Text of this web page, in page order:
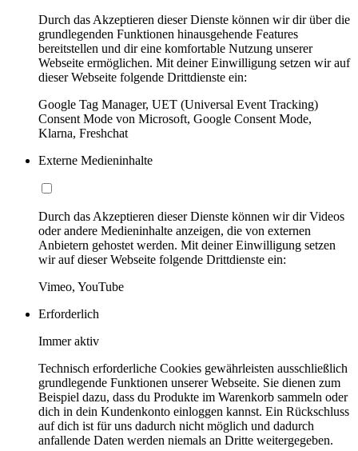
Durch das Akzeptieren dieser Dienste können wir dir über die
grundlegenden Funktionen hinausgehende Features
bereitstellen und dir eine komfortable Nutzung unserer
Webseite ermöglichen. Mit deiner Einwilligung setzen wir auf
dieser Webseite folgende Drittdienste ein:
Google Tag Manager, UET (Universal Event Tracking)
Consent Mode von Microsoft, Google Consent Mode,
Klarna, Freshchat
Externe Medieninhalte
Durch das Akzeptieren dieser Dienste können wir dir Videos
oder andere Medieninhalte anzeigen, die von externen
Anbietern gehostet werden. Mit deiner Einwilligung setzen
wir auf dieser Webseite folgende Drittdienste ein:
Vimeo, YouTube
Erforderlich
Immer aktiv
Technisch erforderliche Cookies gewährleisten ausschließlich
grundlegende Funktionen unserer Webseite. Sie dienen zum
Beispiel dazu, dass du Produkte im Warenkorb sammeln oder
dich in dein Kundenkonto einloggen kannst. Ein Rückschluss
auf dich ist für uns dadurch nicht möglich und dadurch
anfallende Daten werden niemals an Dritte weitergegeben.